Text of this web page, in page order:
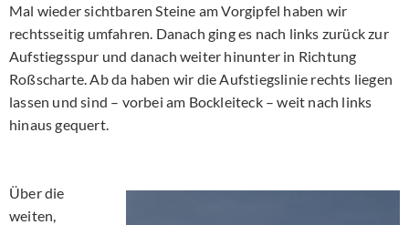
Mal wieder sichtbaren Steine am Vorgipfel haben wir
rechtsseitig umfahren. Danach ging es nach links zurück zur
Aufstiegsspur und danach weiter hinunter in Richtung
Roßscharte. Ab da haben wir die Aufstiegslinie rechts liegen
lassen und sind – vorbei am Bockleiteck – weit nach links
hinaus gequert.
Über die
weiten,